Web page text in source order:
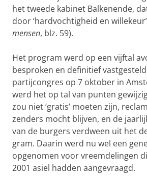
het tweede kabi­net Balkenende,
door ‘hardvochtigheid en
mensen, blz. 59).
Het program werd op een vijftal
besproken en defi­nitief
partijcongres op 7 oktober in
werd het op tal van punten
zou niet ‘gratis’ moeten zijn,
zenders mocht blijven, en de
van de burgers verdween uit het
gram. Daarin werd nu wel een
opgenomen voor vreem­delingen
2001 asiel hadden aangevraagd.